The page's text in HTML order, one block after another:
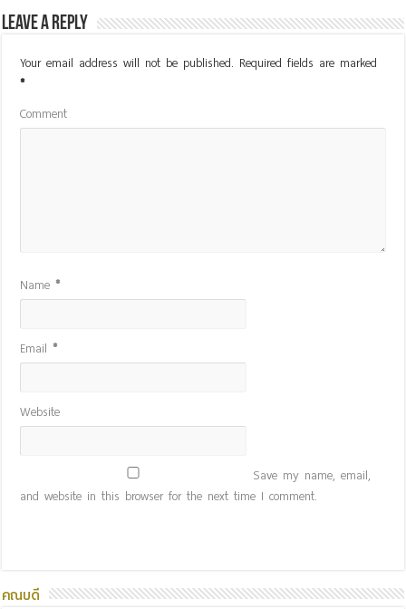
Leave a Reply
Your email address will not be published. Required fields are marked
*
Comment
Name*
Email*
Website
Save my name, email,
and website in this browser for the next time I comment.
คณบดี